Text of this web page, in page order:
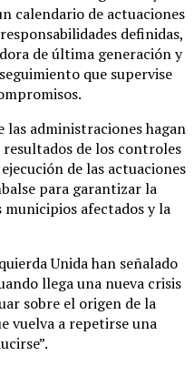
calendario de actuaciones
definidas,
de última generación y
que supervise
las administraciones hagan
de los controles
de las actuaciones
para garantizar la
afectados y la
Unida han señalado
llega una nueva crisis
sobre el origen de la
vuelva a repetirse una